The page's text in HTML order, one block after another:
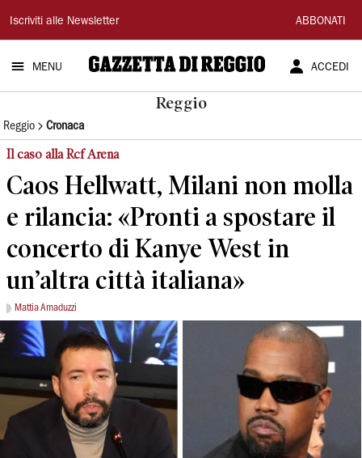
Gazzetta
di
Reggio
Iscriviti alle Newsletter ABBONATI
MENU ACCEDI
Reggio
Reggio Cronaca
Il caso alla Rcf Arena
Caos Hellwatt, Milani non molla
e rilancia: «Pronti a spostare il
concerto di Kanye West in
un’altra città italiana»
Mattia Amaduzzi